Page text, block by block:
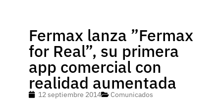
Fermax lanza ”Fermax
for Real”, su primera
app comercial con
realidad aumentada
12 septiembre 2014 Comunicados